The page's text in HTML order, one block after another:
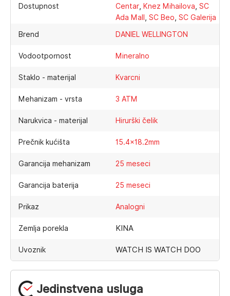
Jedinstvena usluga
Dostupnost
Centar, Knez Mihailova, SC
Ada Mall , SC Beo, SC Galerija
Brend DANIEL WELLINGTON
Vodootpornost Mineralno
Staklo - materijal Kvarcni
Mehanizam - vrsta 3 ATM
Narukvica - materijal Hirurški čelik
Prečnik kućišta 15.4×18.2mm
Garancija mehanizam 25 meseci
Garancija baterija 25 meseci
Prikaz Analogni
Zemlja porekla KINA
Uvoznik WATCH IS WATCH DOO